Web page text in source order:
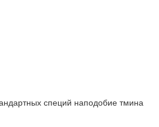
специй наподобие тмина